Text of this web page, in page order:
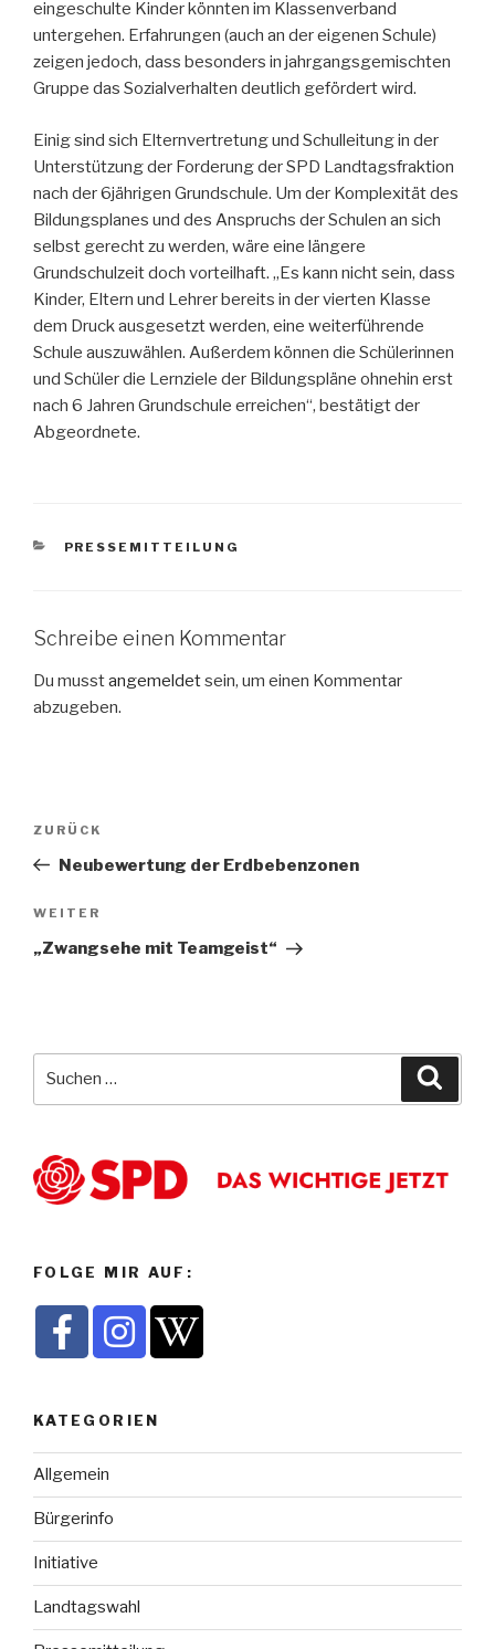
eingeschulte Kinder könnten im Klassenverband
untergehen. Erfahrungen (auch an der eigenen Schule)
zeigen jedoch, dass besonders in jahrgangsgemischten
Gruppe das Sozialverhalten deutlich gefördert wird.
Einig sind sich Elternvertretung und Schulleitung in der
Unterstützung der Forderung der SPD Landtagsfraktion
nach der 6jährigen Grundschule. Um der Komplexität des
Bildungsplanes und des Anspruchs der Schulen an sich
selbst gerecht zu werden, wäre eine längere
Grundschulzeit doch vorteilhaft. „Es kann nicht sein, dass
Kinder, Eltern und Lehrer bereits in der vierten Klasse
dem Druck ausgesetzt werden, eine weiterführende
Schule auszuwählen. Außerdem können die Schülerinnen
und Schüler die Lernziele der Bildungspläne ohnehin erst
nach 6 Jahren Grundschule erreichen“, bestätigt der
Abgeordnete.
KATEGORIEN
PRESSEMITTEILUNG
Schreibe einen Kommentar
Du musstangemeldetsein, um einen Kommentar
abzugeben.
Beitragsnavigation
Vorheriger
Beitrag
ZURÜCK
Neubewertung der Erdbebenzonen
Nächster
Beitrag
WEITER
„Zwangsehe mit Teamgeist“
FOLGE MIR AUF:
KATEGORIEN
Allgemein
Bürgerinfo
Initiative
Landtagswahl